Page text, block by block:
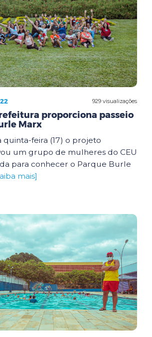
929 visualizações
proporciona passeio
Marx
quinta-feira (17) o projeto
um grupo de mulheres do CEU
para conhecer o Parque Burle
mais]